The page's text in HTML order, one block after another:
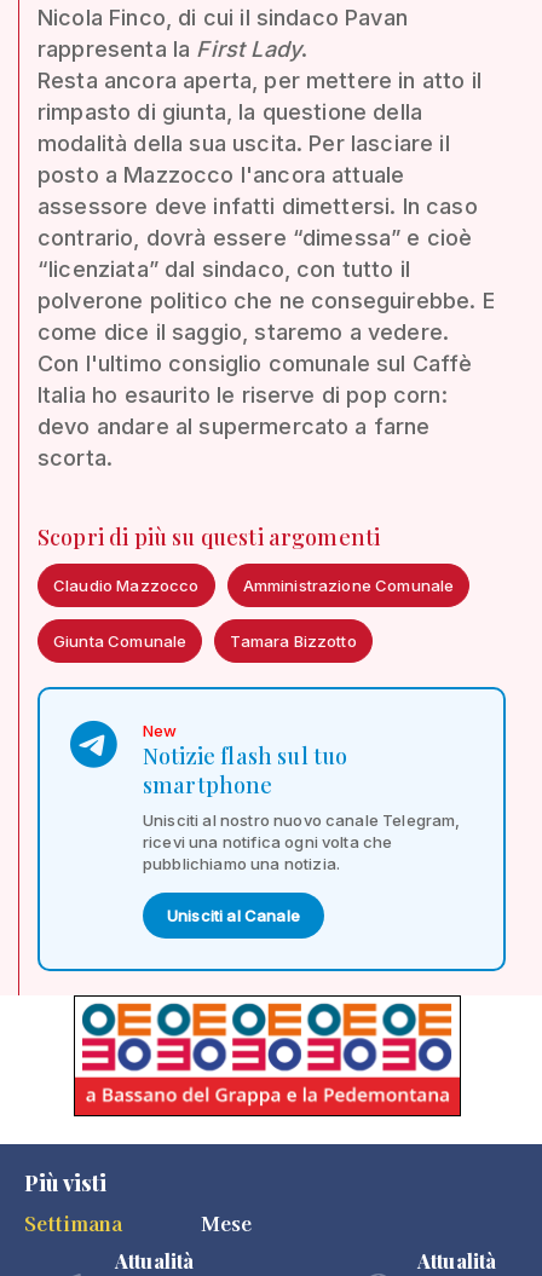
Nicola Finco, di cui il sindaco Pavan
rappresenta la First Lady.
Resta ancora aperta, per mettere in atto il
rimpasto di giunta, la questione della
modalità della sua uscita. Per lasciare il
posto a Mazzocco l'ancora attuale
assessore deve infatti dimettersi. In caso
contrario, dovrà essere “dimessa” e cioè
“licenziata” dal sindaco, con tutto il
polverone politico che ne conseguirebbe. E
come dice il saggio, staremo a vedere.
Con l'ultimo consiglio comunale sul Caffè
Italia ho esaurito le riserve di pop corn:
devo andare al supermercato a farne
scorta.
Scopri di più su questi argomenti
Claudio Mazzocco Amministrazione Comunale
Giunta Comunale Tamara Bizzotto
New
Notizie flash sul tuo
smartphone
Unisciti al nostro nuovo canale Telegram,
ricevi una notifica ogni volta che
pubblichiamo una notizia.
Unisciti al Canale
Più visti
Settimana
Mese
Attualità Attualità